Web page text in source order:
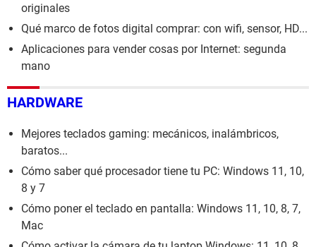
originales
Qué marco de fotos digital comprar: con wifi, sensor, HD...
Aplicaciones para vender cosas por Internet: segunda
mano
HARDWARE
Mejores teclados gaming: mecánicos, inalámbricos,
baratos...
Cómo saber qué procesador tiene tu PC: Windows 11, 10,
8 y 7
Cómo poner el teclado en pantalla: Windows 11, 10, 8, 7,
Mac